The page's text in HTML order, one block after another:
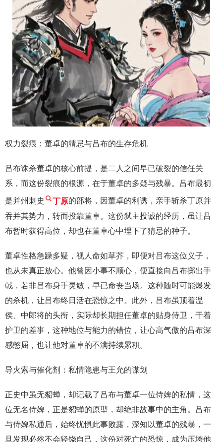
权力裂痕：董卓的猜忌与吕布的生存危机
吕布诛杀董卓的核心前提，是二人之间早已破裂的信任关
系，而这份裂痕的根源，在于董卓的多疑与残暴。吕布最初
是并州刺史 丁原的部将，因董卓的利诱，亲手斩杀丁原并
吞并其势力，转而投靠董卓。这份弑主投诚的经历，虽让吕
布暂时获得高位，却也在董卓心中埋下了猜忌的种子。
董卓性格急躁多疑，视人命如草芥，即便对吕布这位义子，
也从未真正放心。他曾因小事不顺心，便直接向吕布掷出手
戟，若非吕布身手灵敏，早已命丧当场。这种随时可能爆发
的杀机，让吕布终日活在恐惊之中。此外，吕布虽顶着温
侯、中郎将的头衔，实际却长期担任董卓的贴身侍卫，干着
护卫的差事，这种地位与能力的错位，让心高气傲的吕布深
感憋屈，也让他对董卓的不满持续累积。
导火索与催化剂：私情隐患与王允的谋划
正史中虽无貂蝉，却记载了吕布与董卓一位侍婢的私情，这
位无名侍婢，正是貂蝉的原型，却绝非故事中的主角。吕布
与侍婢私通后，始终忧惧此事败露，深知以董卓的残暴，一
旦发现必然不会轻饶自己，这份对死亡的恐惊，成为压垮他